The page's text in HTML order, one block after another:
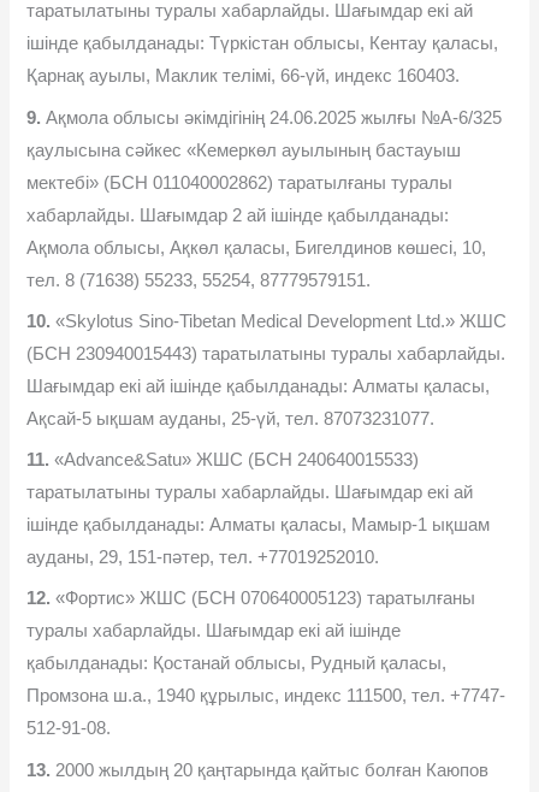
таратылатыны туралы хабарлайды. Шағымдар екі ай
ішінде қабылданады: Түркістан облысы, Кентау қаласы,
Қарнақ ауылы, Маклик телімі, 66-үй, индекс 160403.
9. Ақмола облысы əкімдігінің 24.06.2025 жылғы №А-6/325
қаулысына сəйкес «Кемеркөл ауылының бастауыш
мектебі» (БСН 011040002862) таратылғаны туралы
хабарлайды. Шағымдар 2 ай ішінде қабылданады:
Ақмола облысы, Ақкөл қаласы, Бигелдинов көшесі, 10,
тел. 8 (71638) 55233, 55254, 87779579151.
10. «Skylotus Sino-Tibetan Medical Development Ltd.» ЖШС
(БСН 230940015443) таратылатыны туралы хабарлайды.
Шағымдар екі ай ішінде қабылданады: Алматы қаласы,
Ақсай-5 ықшам ауданы, 25-үй, тел. 87073231077.
11. «Advance&Satu» ЖШС (БСН 240640015533)
таратылатыны туралы хабарлайды. Шағымдар екі ай
ішінде қабылданады: Алматы қаласы, Мамыр-1 ықшам
ауданы, 29, 151-пəтер, тел. +77019252010.
12. «Фортис» ЖШС (БСН 070640005123) таратылғаны
туралы хабарлайды. Шағымдар екі ай ішінде
қабылданады: Қостанай облысы, Рудный қаласы,
Промзона ш.а., 1940 құрылыс, индекс 111500, тел. +7747-
512-91-08.
13. 2000 жылдың 20 қаңтарында қайтыс болған Каюпов